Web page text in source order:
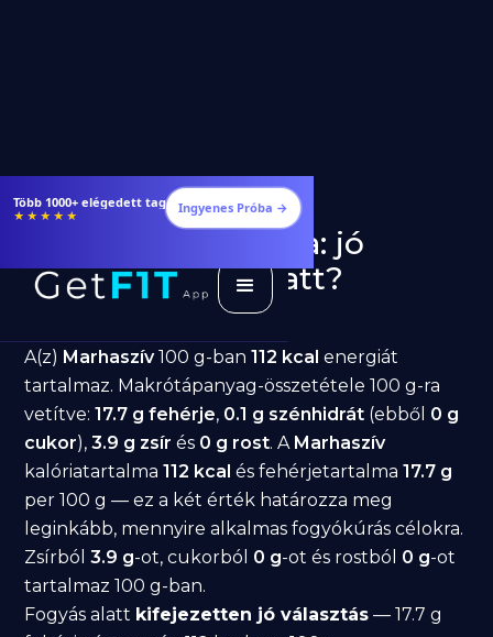
Étrendek, receptek és edzéstervek
★★★★★ Ingyenes Próba →
Marhaszív fogyásra: jó
választás diéta alatt?
A(z) Marhaszív100 g-ban112 kcal energiát
tartalmaz. Makrótápanyag-összetétele 100 g-ra
vetítve:17.7 g fehérje, 0.1 g szénhidrát (ebből 0 g
cukor),3.9 g zsír és 0 g rost. A Marhaszív
kalóriatartalma112 kcal és fehérjetartalma17.7 g
per 100 g — ez a két érték határozza meg
leginkább, mennyire alkalmas fogyókúrás célokra.
Zsírból3.9 g-ot, cukorból 0 g-ot és rostból 0 g-ot
tartalmaz 100 g-ban.
Fogyás alatt kifejezetten jó választás — 17.7 g